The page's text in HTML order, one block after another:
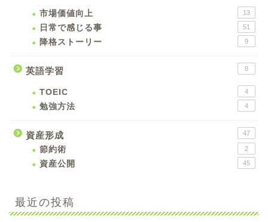
市場価値向上 13
日常で感じる事 51
降格ストーリー 9
英語学習 8
TOEIC 4
勉強方法 4
資産形成 47
節約術 2
資産公開 45
最近の投稿